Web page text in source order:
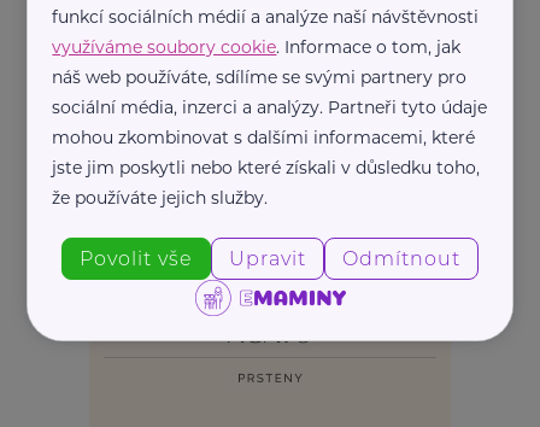
funkcí sociálních médií a analýze naší návštěvnosti
využíváme soubory cookie. Informace o tom, jak
náš web používáte, sdílíme se svými partnery pro
sociální média, inzerci a analýzy. Partneři tyto údaje
mohou zkombinovat s dalšími informacemi, které
jste jim poskytli nebo které získali v důsledku toho,
že používáte jejich služby.
Povolit vše Upravit Odmítnout